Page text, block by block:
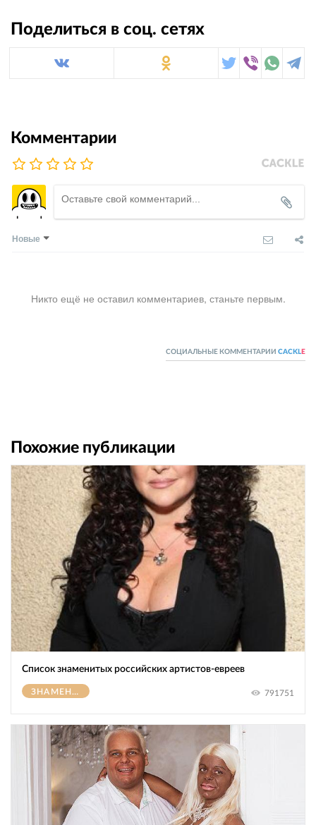
Поделиться в соц. сетях
Комментарии
Новые
Никто ещё не оставил комментариев, станьте первым.
СОЦИАЛЬНЫЕ КОММЕНТАРИИ CACKL E
Похожие публикации
Список знаменитых российских артистов-евреев
ЗНАМЕНИТОСТИ 791751